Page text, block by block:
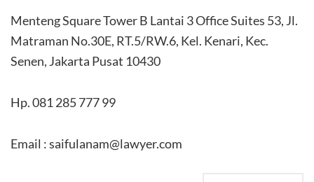
Menteng Square Tower B Lantai 3 Office Suites 53, Jl.
Matraman No.30E, RT.5/RW.6, Kel. Kenari, Kec.
Senen, Jakarta Pusat 10430
Hp. 081 285 777 99
Email : saifulanam@lawyer.com